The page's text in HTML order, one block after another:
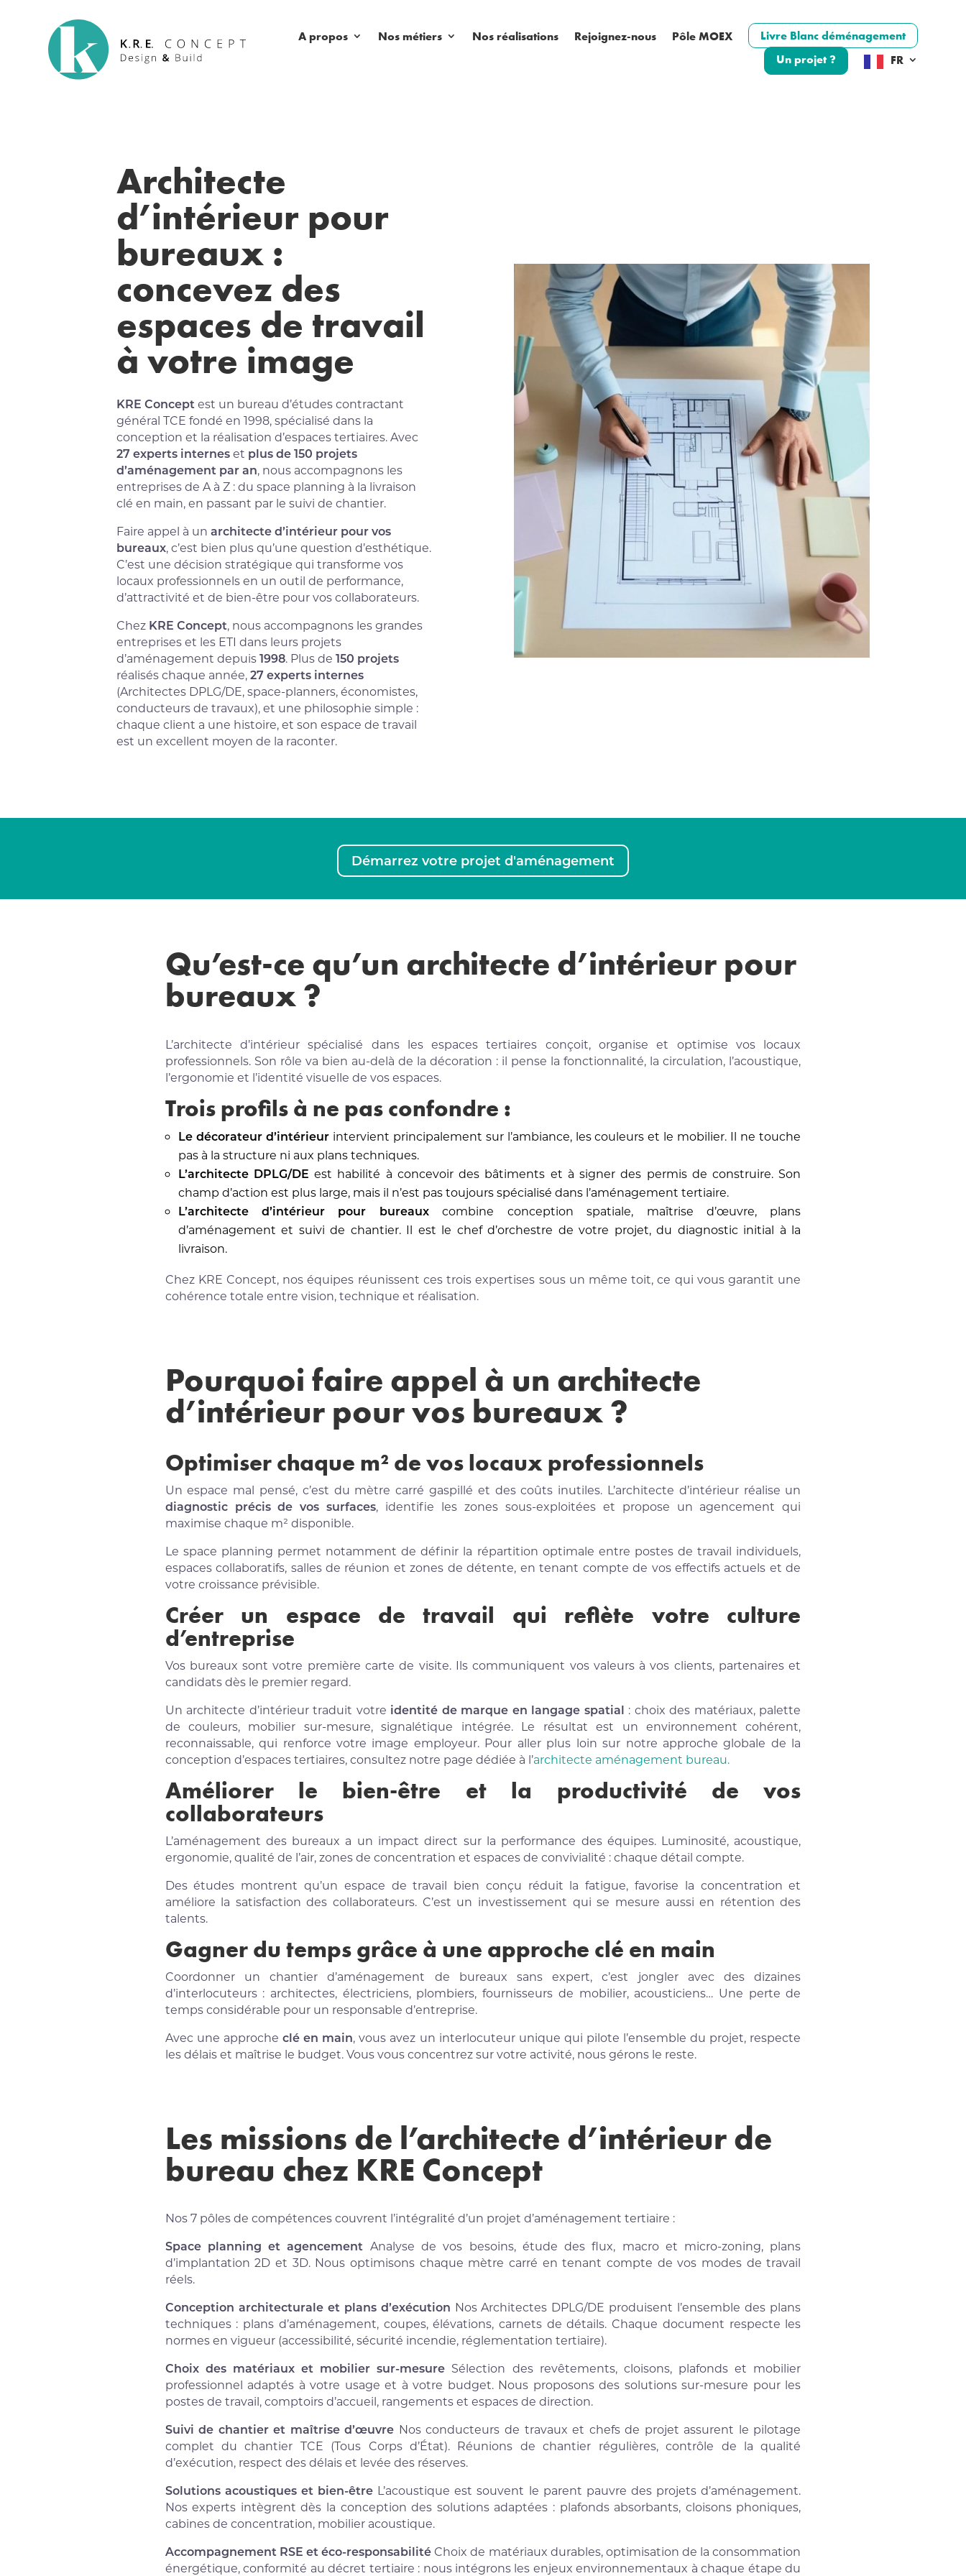
A propos Nos métiers Nos réalisations Rejoignez-nous Pôle MOEX
Livre Blanc déménagement
Un projet ?
FR
Architecte
d’intérieur pour
bureaux :
concevez des
espaces de travail
à votre image
KRE Concept est un bureau d’études contractant
général TCE fondé en 1998, spécialisé dans la
conception et la réalisation d’espaces tertiaires. Avec
27 experts interneset plus de 150 projets
d’aménagement par an, nous accompagnons les
entreprises de A à Z : du space planning à la livraison
clé en main, en passant par le suivi de chantier.
Faire appel à unarchitecte d’intérieur pour vos
bureaux, c’est bien plus qu’une question d’esthétique.
C’est une décision stratégique qui transforme vos
locaux professionnels en un outil de performance,
d’attractivité et de bien-être pour vos collaborateurs.
Chez KRE Concept, nous accompagnons les grandes
entreprises et les ETI dans leurs projets
d’aménagement depuis1998. Plus de150 projets
réalisés chaque année,27 experts internes
(Architectes DPLG/DE, space-planners, économistes,
conducteurs de travaux), et une philosophie simple :
chaque client a une histoire, et son espace de travail
est un excellent moyen de la raconter.
Démarrez votre projet d'aménagement
Qu’est-ce qu’un architecte d’intérieur pour
bureaux ?
L’architecte d’intérieur spécialisé dans les espaces tertiaires conçoit, organise et optimise vos locaux
professionnels. Son rôle va bien au-delà de la décoration : il pense la fonctionnalité, la circulation, l’acoustique,
l’ergonomie et l’identité visuelle de vos espaces.
Trois profils à ne pas confondre :
Le décorateur d’intérieurintervient principalement sur l’ambiance, les couleurs et le mobilier. Il ne touche
pas à la structure ni aux plans techniques.
L’architecte DPLG/DE est habilité à concevoir des bâtiments et à signer des permis de construire. Son
champ d’action est plus large, mais il n’est pas toujours spécialisé dans l’aménagement tertiaire.
L’architecte d’intérieur pour bureauxcombine conception spatiale, maîtrise d’œuvre, plans
d’aménagement et suivi de chantier. Il est le chef d’orchestre de votre projet, du diagnostic initial à la
livraison.
Chez KRE Concept, nos équipes réunissent ces trois expertises sous un même toit, ce qui vous garantit une
cohérence totale entre vision, technique et réalisation.
Pourquoi faire appel à un architecte
d’intérieur pour vos bureaux ?
Optimiser chaque m² de vos locaux professionnels
Un espace mal pensé, c’est du mètre carré gaspillé et des coûts inutiles. L’architecte d’intérieur réalise un
diagnostic précis de vos surfaces, identifie les zones sous-exploitées et propose un agencement qui
maximise chaque m² disponible.
Le space planning permet notamment de définir la répartition optimale entre postes de travail individuels,
espaces collaboratifs, salles de réunion et zones de détente, en tenant compte de vos effectifs actuels et de
votre croissance prévisible.
Créer un espace de travail qui reflète votre culture
d’entreprise
Vos bureaux sont votre première carte de visite. Ils communiquent vos valeurs à vos clients, partenaires et
candidats dès le premier regard.
Un architecte d’intérieur traduit votre identité de marque en langage spatial : choix des matériaux, palette
de couleurs, mobilier sur-mesure, signalétique intégrée. Le résultat est un environnement cohérent,
reconnaissable, qui renforce votre image employeur. Pour aller plus loin sur notre approche globale de la
conception d’espaces tertiaires, consultez notre page dédiée à l’architecte aménagement bureau.
Améliorer le bien-être et la productivité de vos
collaborateurs
L’aménagement des bureaux a un impact direct sur la performance des équipes. Luminosité, acoustique,
ergonomie, qualité de l’air, zones de concentration et espaces de convivialité : chaque détail compte.
Des études montrent qu’un espace de travail bien conçu réduit la fatigue, favorise la concentration et
améliore la satisfaction des collaborateurs. C’est un investissement qui se mesure aussi en rétention des
talents.
Gagner du temps grâce à une approche clé en main
Coordonner un chantier d’aménagement de bureaux sans expert, c’est jongler avec des dizaines
d’interlocuteurs : architectes, électriciens, plombiers, fournisseurs de mobilier, acousticiens… Une perte de
temps considérable pour un responsable d’entreprise.
Avec une approche clé en main, vous avez un interlocuteur unique qui pilote l’ensemble du projet, respecte
les délais et maîtrise le budget. Vous vous concentrez sur votre activité, nous gérons le reste.
Les missions de l’architecte d’intérieur de
bureau chez KRE Concept
Nos 7 pôles de compétences couvrent l’intégralité d’un projet d’aménagement tertiaire :
Space planning et agencement Analyse de vos besoins, étude des flux, macro et micro-zoning, plans
d’implantation 2D et 3D. Nous optimisons chaque mètre carré en tenant compte de vos modes de travail
réels.
Conception architecturale et plans d’exécution Nos Architectes DPLG/DE produisent l’ensemble des plans
techniques : plans d’aménagement, coupes, élévations, carnets de détails. Chaque document respecte les
normes en vigueur (accessibilité, sécurité incendie, réglementation tertiaire).
Choix des matériaux et mobilier sur-mesure Sélection des revêtements, cloisons, plafonds et mobilier
professionnel adaptés à votre usage et à votre budget. Nous proposons des solutions sur-mesure pour les
postes de travail, comptoirs d’accueil, rangements et espaces de direction.
Suivi de chantier et maîtrise d’œuvre Nos conducteurs de travaux et chefs de projet assurent le pilotage
complet du chantier TCE (Tous Corps d’État). Réunions de chantier régulières, contrôle de la qualité
d’exécution, respect des délais et levée des réserves.
Solutions acoustiques et bien-être L’acoustique est souvent le parent pauvre des projets d’aménagement.
Nos experts intègrent dès la conception des solutions adaptées : plafonds absorbants, cloisons phoniques,
cabines de concentration, mobilier acoustique.
Accompagnement RSE et éco-responsabilité Choix de matériaux durables, optimisation de la consommation
énergétique, conformité au décret tertiaire : nous intégrons les enjeux environnementaux à chaque étape du